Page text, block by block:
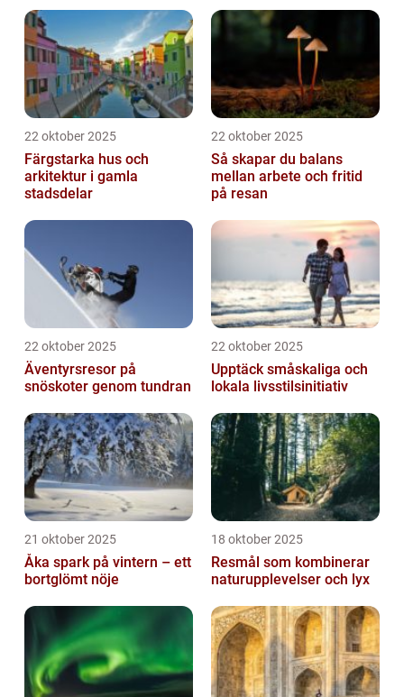
22 oktober 2025
Färgstarka hus och
arkitektur i gamla
stadsdelar
22 oktober 2025
Så skapar du balans
mellan arbete och fritid
på resan
22 oktober 2025
Äventyrsresor på
snöskoter genom tundran
22 oktober 2025
Upptäck småskaliga och
lokala livsstilsinitiativ
21 oktober 2025
Åka spark på vintern – ett
bortglömt nöje
18 oktober 2025
Resmål som kombinerar
naturupplevelser och lyx